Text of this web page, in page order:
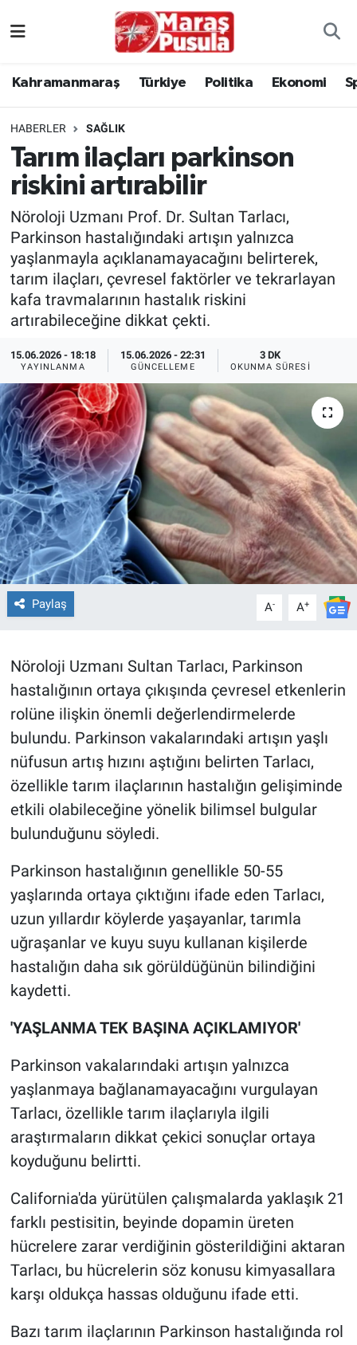
Kahramanmaraş Türkiye Politika Ekonomi
HABERLER SAĞLIK
Tarım ilaçları parkinson
riskini artırabilir
Nöroloji Uzmanı Prof. Dr. Sultan Tarlacı,
Parkinson hastalığındaki artışın yalnızca
yaşlanmayla açıklanamayacağını belirterek,
tarım ilaçları, çevresel faktörler ve tekrarlayan
kafa travmalarının hastalık riskini
artırabileceğine dikkat çekti.
15.06.2026 - 18:18
YAYINLANMA
15.06.2026 - 22:31
GÜNCELLEME
3 DK
OKUNMA SÜRESI
Paylaş A- A+
Nöroloji Uzmanı Sultan Tarlacı, Parkinson
hastalığının ortaya çıkışında çevresel etkenlerin
rolüne ilişkin önemli değerlendirmelerde
bulundu. Parkinson vakalarındaki artışın yaşlı
nüfusun artış hızını aştığını belirten Tarlacı,
özellikle tarım ilaçlarının hastalığın gelişiminde
etkili olabileceğine yönelik bilimsel bulgular
bulunduğunu söyledi.
Parkinson hastalığının genellikle 50-55
yaşlarında ortaya çıktığını ifade eden Tarlacı,
uzun yıllardır köylerde yaşayanlar, tarımla
uğraşanlar ve kuyu suyu kullanan kişilerde
hastalığın daha sık görüldüğünün bilindiğini
kaydetti.
'YAŞLANMA TEK BAŞINA AÇIKLAMIYOR'
Parkinson vakalarındaki artışın yalnızca
yaşlanmaya bağlanamayacağını vurgulayan
Tarlacı, özellikle tarım ilaçlarıyla ilgili
araştırmaların dikkat çekici sonuçlar ortaya
koyduğunu belirtti.
California'da yürütülen çalışmalarda yaklaşık 21
farklı pestisitin, beyinde dopamin üreten
hücrelere zarar verdiğinin gösterildiğini aktaran
Tarlacı, bu hücrelerin söz konusu kimyasallara
karşı oldukça hassas olduğunu ifade etti.
Bazı tarım ilaçlarının Parkinson hastalığında rol
Türkiye
Politika
Ekonomi
Spor
Kültür Sanat
TEKNOLOJİ
Dünya
İlçeler
MAGAZİN
Bilim, Teknoloji
ASAYİŞ
HABERDE İNSAN
EĞİTİM
BİLİM VE TEKNOLOJİ
Güvenlik
Bölge
İstanbul Namaz Vakitleri
İstanbul Trafik Yoğunluk Haritası
Süper Lig Puan Durumu ve Fikstür
Tüm Manşetler
Son Dakika Haberleri
Haber Arşivi